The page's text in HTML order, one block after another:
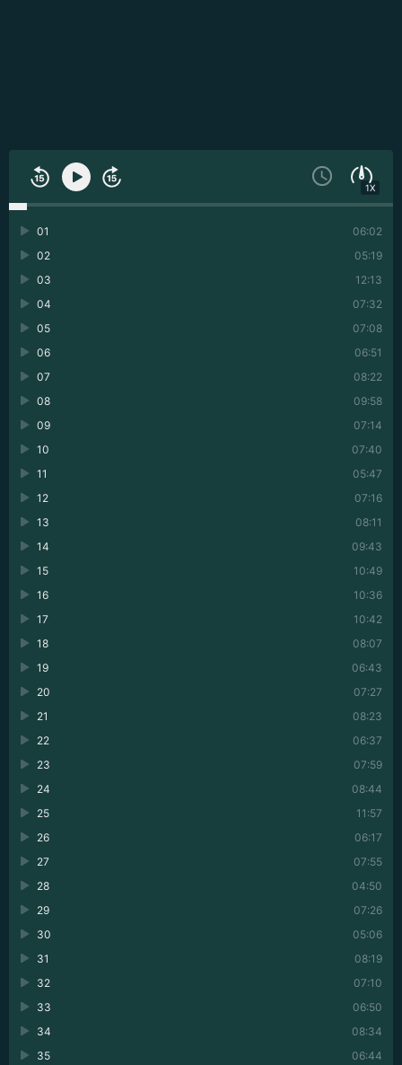
1X
06:02
01
05:19
02
12:13
03
07:32
04
07:08
05
06:51
06
08:22
07
09:58
08
07:14
09
07:40
10
05:47
11
07:16
12
08:11
13
09:43
14
10:49
15
10:36
16
10:42
17
08:07
18
06:43
19
07:27
20
08:23
21
06:37
22
07:59
23
08:44
24
11:57
25
06:17
26
07:55
27
04:50
28
07:26
29
05:06
30
08:19
31
07:10
32
06:50
33
08:34
34
06:44
35